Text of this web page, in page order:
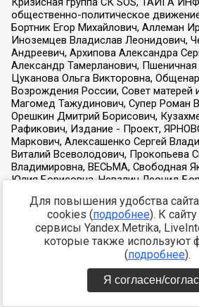
Для повышения удобства
cookies (подробнее). К
сервисы Yandex.Metrika,
которые также используют
(подробнее).
Я согласен/